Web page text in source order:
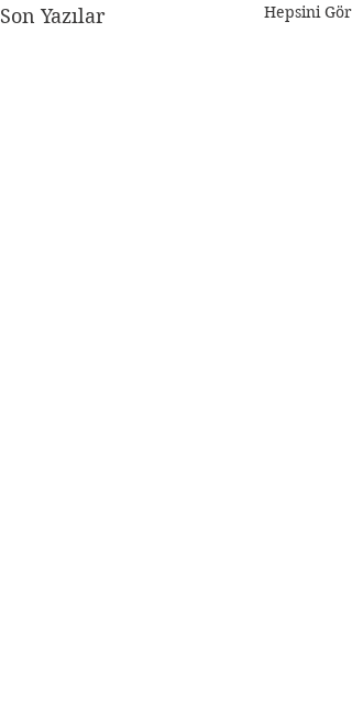
Son Yazılar Hepsini Gör